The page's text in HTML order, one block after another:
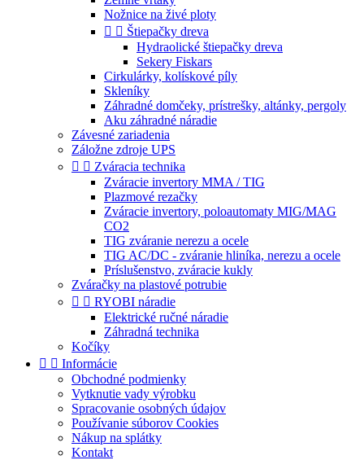
Nožnice na živé ploty
  Štiepačky dreva
Hydraolické štiepačky dreva
Sekery Fiskars
Cirkulárky, kolískové píly
Skleníky
Záhradné domčeky, prístrešky, altánky, pergoly
Aku záhradné náradie
Závesné zariadenia
Záložne zdroje UPS
  Zváracia technika
Zváracie invertory MMA / TIG
Plazmové rezačky
Zváracie invertory, poloautomaty MIG/MAG
CO2
TIG zváranie nerezu a ocele
TIG AC/DC - zváranie hliníka, nerezu a ocele
Príslušenstvo, zváracie kukly
Zváračky na plastové potrubie
  RYOBI náradie
Elektrické ručné náradie
Záhradná technika
Kočíky
  Informácie
Obchodné podmienky
Vytknutie vady výrobku
Spracovanie osobných údajov
Používanie súborov Cookies
Nákup na splátky
Kontakt